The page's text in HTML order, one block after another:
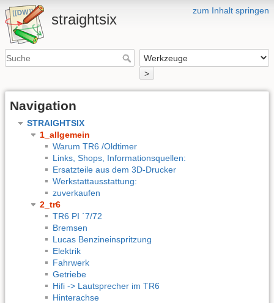
zum Inhalt springen
straightsix
>
Navigation
STRAIGHTSIX
1_allgemein
Warum TR6 /Oldtimer
Links, Shops, Informationsquellen:
Ersatzteile aus dem 3D-Drucker
Werkstattausstattung:
zuverkaufen
2_tr6
TR6 PI ´7/72
Bremsen
Lucas Benzineinspritzung
Elektrik
Fahrwerk
Getriebe
Hifi -> Lautsprecher im TR6
Hinterachse